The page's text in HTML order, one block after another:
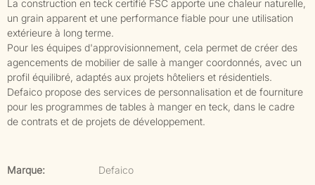
La construction en teck certifié FSC apporte une chaleur naturelle,
un grain apparent et une performance fiable pour une utilisation
extérieure à long terme.
Pour les équipes d'approvisionnement, cela permet de créer des
agencements de mobilier de salle à manger coordonnés, avec un
profil équilibré, adaptés aux projets hôteliers et résidentiels.
Defaico propose des services de personnalisation et de fourniture
pour les programmes de tables à manger en teck, dans le cadre
de contrats et de projets de développement.
Marque:
Defaico